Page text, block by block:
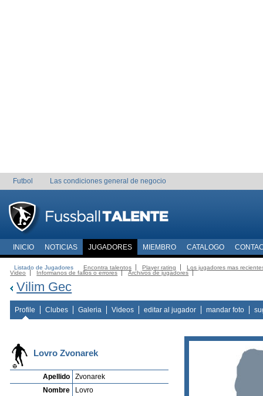
Futbol Las condiciones general de negocio
INICIO NOTICIAS JUGADORES MIEMBRO CATALOGO
Listado de Jugadores Encontra talentos Player rating
Los jugadores mas
Video
Informanos de fallos o errores Archivos de jugadores
Vilim Gec
Profile Clubes Galeria Videos editar al jugador mandar foto
Lovro Zvonarek
Apellido
Zvonarek
Nombre
Lovro